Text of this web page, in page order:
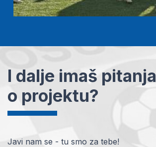
I dalje imaš pitanja
o projektu?
Javi nam se - tu smo za tebe!